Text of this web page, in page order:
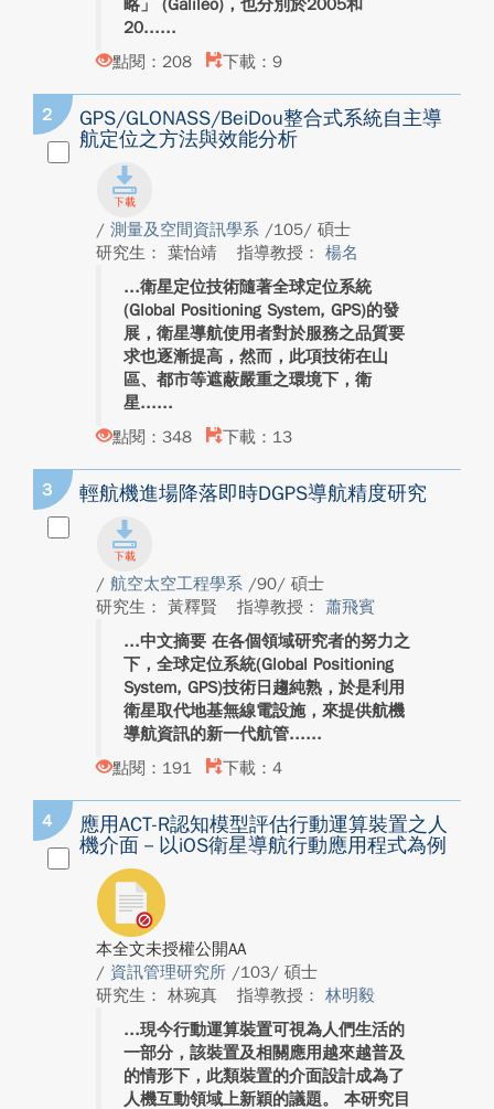
略」 (Galileo)，也分別於2005和
20...
點閱：208
下載：9
2
GPS/GLONASS/BeiDou整合式系統自主導
航定位之方法與效能分析
/ 測量及空間資訊學系 /105/ 碩士
研究生： 葉怡靖
指導教授： 楊名
衛星定位技術隨著全球定位系統
(Global Positioning System, GPS)的發
展，衛星導航使用者對於服務之品質要
求也逐漸提高，然而，此項技術在山
區、都市等遮蔽嚴重之環境下，衛
星...
點閱：348
下載：13
3 輕航機進場降落即時DGPS導航精度研究
/ 航空太空工程學系 /90/ 碩士
研究生： 黃釋賢
指導教授： 蕭飛賓
中文摘要 在各個領域研究者的努力之
下，全球定位系統(Global Positioning
System, GPS)技術日趨純熟，於是利用
衛星取代地基無線電設施，來提供航機
導航資訊的新一代航管...
點閱：191
下載：4
4
應用ACT-R認知模型評估行動運算裝置之人
機介面－以iOS衛星導航行動應用程式為例
本全文未授權公開AA
/ 資訊管理研究所 /103/ 碩士
研究生： 林琬真
指導教授： 林明毅
現今行動運算裝置可視為人們生活的
一部分，該裝置及相關應用越來越普及
的情形下，此類裝置的介面設計成為了
人機互動領域上新穎的議題。 本研究目